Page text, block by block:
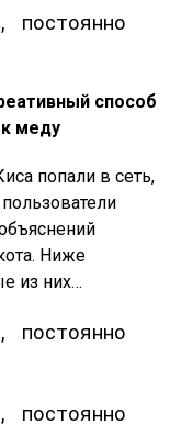
способ
меду
попали в сеть,
Ниже
из них…